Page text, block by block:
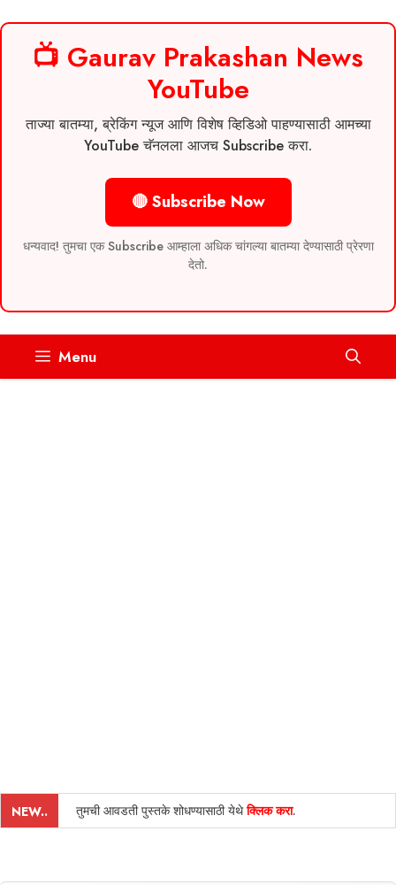
📺 Gaurav Prakashan News
YouTube
ताज्या बातम्या, ब्रेकिंग न्यूज आणि विशेष व्हिडिओ पाहण्यासाठी आमच्या
YouTube चॅनलला आजच Subscribe करा.
🔴 Subscribe Now
धन्यवाद! तुमचा एक Subscribe आम्हाला अधिक चांगल्या बातम्या देण्यासाठी प्रेरणा
देतो.
Menu
NEW.. तुमची आवडती पुस्तके शोधण्यासाठी येथेक्लिक करा.